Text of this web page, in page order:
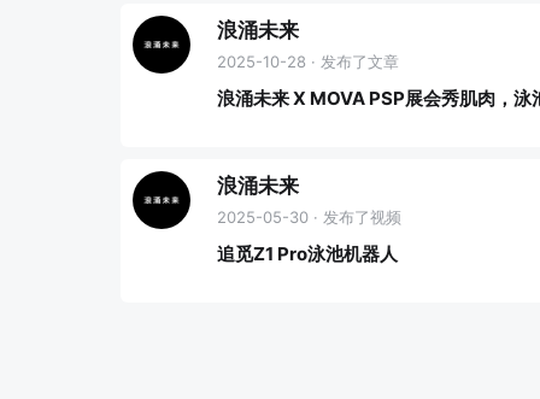
浪涌未来
2025-10-28 · 发布了文章
浪涌未来 X MOVA PSP展会秀肌肉，泳
浪涌未来
2025-05-30 · 发布了视频
追觅Z1 Pro泳池机器人